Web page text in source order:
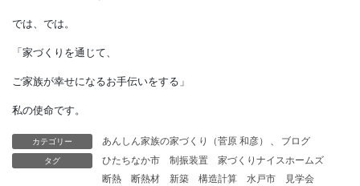
土地の形状に対する
総予算から考える人が
ほとんどです。
カテゴリー あんしん家族の家づくり（菅原 和彦） 、
ブログ
タグ
ひたちなか市 制振装置
家づくりナイスホームズ
断熱
断熱材 新築 構造計算 水戸市 見学会